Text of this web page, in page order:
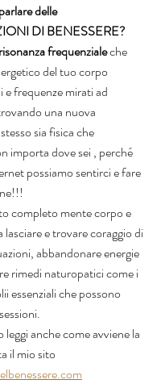
delle
DI BENESSERE?
frequenziale che
del tuo corpo
e frequenze mirati ad
una nuova
sia fisica che
importa dove sei , perché
possiamo sentirci e fare
completo mente corpo e
lasciare e trovare coraggio di
abbandonare energie
rimedi naturopatici come i
essenziali che possono
leggi anche come avviene la
il mio sito